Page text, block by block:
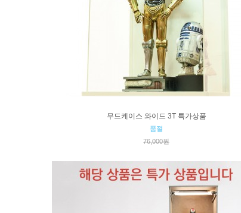
무드케이스 와이드 3T 특가상품
품절
76,000원